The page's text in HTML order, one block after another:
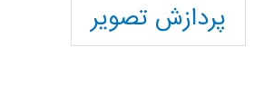
پردازش تصویر